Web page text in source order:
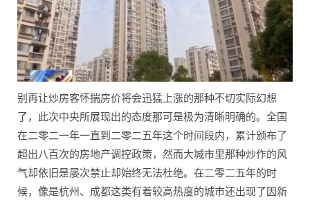
别再让炒房客怀揣房价将会迅猛上涨的那种不切实际幻想
了，此次中央所展现出的态度那可是极为清晰明确的。全国
在二零二一年一直到二零二五年这个时间段内，累计颁布了
超出八百次的房地产调控政策，然而大城市里那种炒作的风
气却依旧是屡次禁止却始终无法杜绝。在二零二五年的时
候，像是杭州、成都这类有着较高热度的城市还出现了因新